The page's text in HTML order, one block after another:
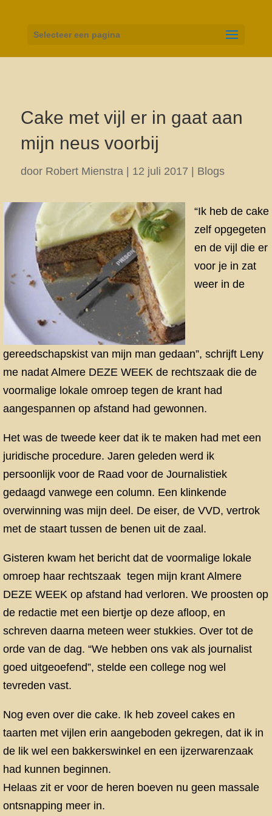
Selecteer een pagina
Cake met vijl er in gaat aan
mijn neus voorbij
door Robert Mienstra| 12 juli 2017 Blogs
“Ik heb de cake
zelf opgegeten
en de vijl die er
voor je in zat
weer in de
gereedschapskist van mijn man gedaan”, schrijft Leny
me nadat Almere DEZE WEEK de rechtszaak die de
voormalige lokale omroep tegen de krant had
aangespannen op afstand had gewonnen.
Het was de tweede keer dat ik te maken had met een
juridische procedure. Jaren geleden werd ik
persoonlijk voor de Raad voor de Journalistiek
gedaagd vanwege een column. Een klinkende
overwinning was mijn deel. De eiser, de VVD, vertrok
met de staart tussen de benen uit de zaal.
Gisteren kwam het bericht dat de voormalige lokale
omroep haar rechtszaak tegen mijn krant Almere
DEZE WEEK op afstand had verloren. We proosten op
de redactie met een biertje op deze afloop, en
schreven daarna meteen weer stukkies. Over tot de
orde van de dag. “We hebben ons vak als journalist
goed uitgeoefend”, stelde een college nog wel
tevreden vast.
Nog even over die cake. Ik heb zoveel cakes en
taarten met vijlen erin aangeboden gekregen, dat ik in
de lik wel een bakkerswinkel en een ijzerwarenzaak
had kunnen beginnen.
Helaas zit er voor de heren boeven nu geen massale
ontsnapping meer in.